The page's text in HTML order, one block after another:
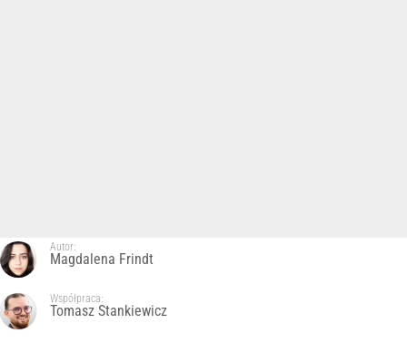
Autor:
Magdalena Frindt
Współpraca:
Tomasz Stankiewicz